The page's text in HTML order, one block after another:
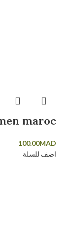
maroc
100.00MAD
اضف للسلة